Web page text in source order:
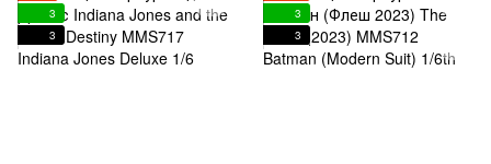
3
3
3
3